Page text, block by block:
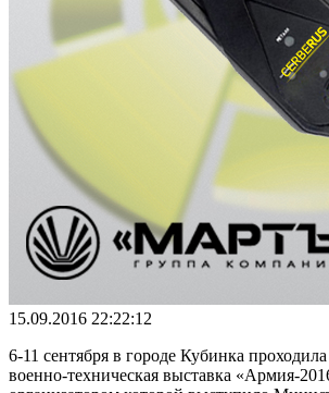
15.09.2016 22:22:12
6-11 сентября в городе Кубинка
военно-техническая выставка «Армия-